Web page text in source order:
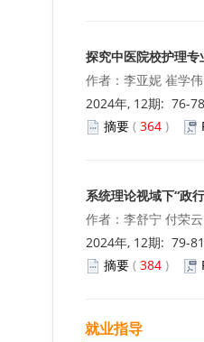
探究中医院校护理
作者：李亚妮 崔学
2024年, 12期: 76-
摘要 ( 364 )
系统理论视域下“政
作者：李舒宁 付荣云
2024年, 12期: 79-
摘要 ( 384 )
就业指导